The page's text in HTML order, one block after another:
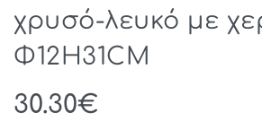
χρυσό-λευκό με
Φ12H31CM
30.30€